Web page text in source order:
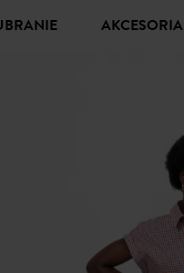
UBRANIE AKCESORIA